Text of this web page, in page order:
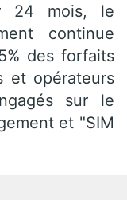
24 mois, le
continue
des forfaits
et opérateurs
sur le
et "SIM